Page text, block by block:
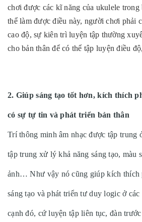
chơi được các kĩ năng của ukulele
thể làm được điều này, người chơi phải
cao độ, sự kiên trì luyện tập thường
cho bản thân để có thể tập luyện điều
2. Giúp sáng tạo tốt hơn, kích thích
có sự tự tin và phát triển bản thân
Trí thông minh âm nhạc được tập trung
tập trung xử lý khả năng sáng tạo, màu
ảnh… Như vậy nó cũng giúp kích thích
sáng tạo và phát triển tư duy logic ở
cạnh đó, cứ luyện tập liên tục, đàn